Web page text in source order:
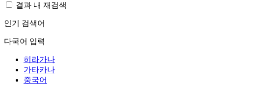
결과 내 재검색
인기 검색어
다국어 입력
히라가나
가타카나
중국어